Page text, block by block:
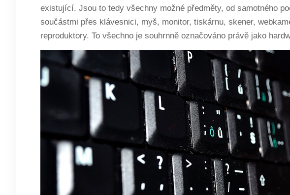
existující. Jsou to tedy všechny možné předměty, od samotného
součástmi přes klávesnici, myš, monitor, tiskárnu, skener,
reproduktory. To všechno je souhrnně označováno právě jako